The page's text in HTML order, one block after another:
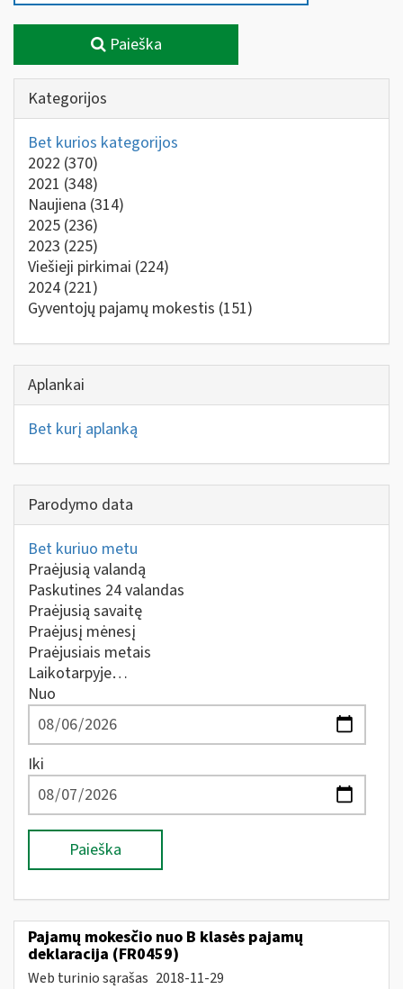
Paieška
Kategorijos
Bet kurios kategorijos
2022 (370)
2021 (348)
Naujiena (314)
2025 (236)
2023 (225)
Viešieji pirkimai (224)
2024 (221)
Gyventojų pajamų mokestis (151)
Aplankai
Bet kurį aplanką
Parodymo data
Bet kuriuo metu
Praėjusią valandą
Paskutines 24 valandas
Praėjusią savaitę
Praėjusį mėnesį
Praėjusiais metais
Laikotarpyje…
Nuo
Iki
Paieška
Pajamų mokesčio nuo B klasės pajamų
deklaracija (FR0459)
Web turinio sąrašas 2018-11-29